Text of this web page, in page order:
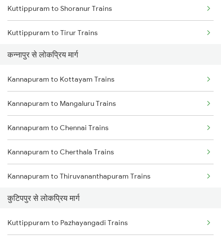
Kannapuram to Aluva Trains
Kannapuram to Baindur Trains
Kannapuram to Coimbatore Trains
Kannapuram to Erode Trains
Kuttippuram to Shoranur Trains
Kuttippuram to Tirur Trains
Kuttippuram to Thalassery Trains
Kuttippuram to Parappanangadi Trains
Kuttippuram to Koyilandy Trains
Kuttippuram to Kanhangad Trains
Kuttippuram to Mangaluru Trains
Kuttippuram to Payyanur Trains
Kuttippuram to Kasaragod Trains
Kuttippuram to Ernakulam Trains
कन्नापुर से लोकप्रिय मार्ग
Kannapuram to Kottayam Trains
Kannapuram to Mangaluru Trains
Kannapuram to Chennai Trains
Kannapuram to Cherthala Trains
Kannapuram to Thiruvananthapuram Trains
Kannapuram to Cheruvathur Trains
Kannapuram to Palakkad Trains
कुटिपपुर से लोकप्रिय मार्ग
Kuttippuram to Pazhayangadi Trains